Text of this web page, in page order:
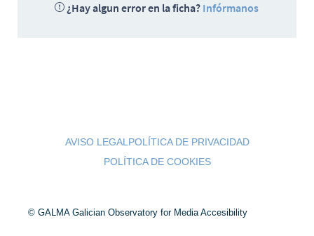
¿Hay algun error en la ficha? Infórmanos
AVISO LEGALPOLÍTICA DE PRIVACIDAD
POLÍTICA DE COOKIES
© GALMA Galician Observatory for Media Accesibility